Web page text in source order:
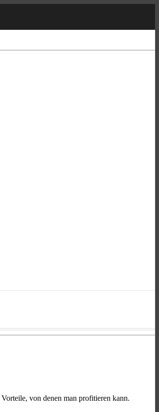
von denen man profitieren kann.